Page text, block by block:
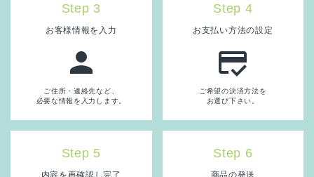
Step 3
お客様情報を入力
person
ご住所・連絡先など、
必要な情報を入力します。
Step 4
お支払い方法の設定
credit_score
ご希望の決済方法を
お選び下さい。
Step 5
内容を再確認し完了
Step 6
商品の発送